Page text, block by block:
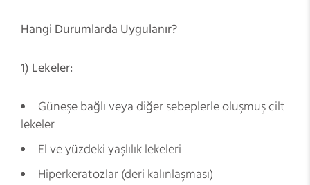
Hangi Durumlarda Uygulanır?
1) Lekeler:
Güneşe bağlı veya diğer sebeplerle oluşmuş cilt
lekeler
El ve yüzdeki yaşlılık lekeleri
Hiperkeratozlar (deri kalınlaşması)